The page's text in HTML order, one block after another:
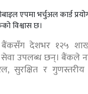
एपमा भर्चुअल कार्ड
विश्वास छ।
बैंकसँग देशभर १२५
सेवा उपलब्ध छन्। बैंकले
सुरक्षित र गुणस्तरीय